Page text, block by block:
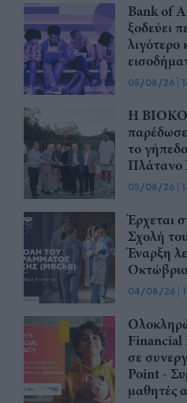
Bank of
ξoδεύει
λιγότερο
05/08/26 |
Η
το
Πλάτανο
05/08/26 |
Έρχεται
Σχολή
Έναρξη
04/08/26 |
Financial
σε
Point -
μαθητές